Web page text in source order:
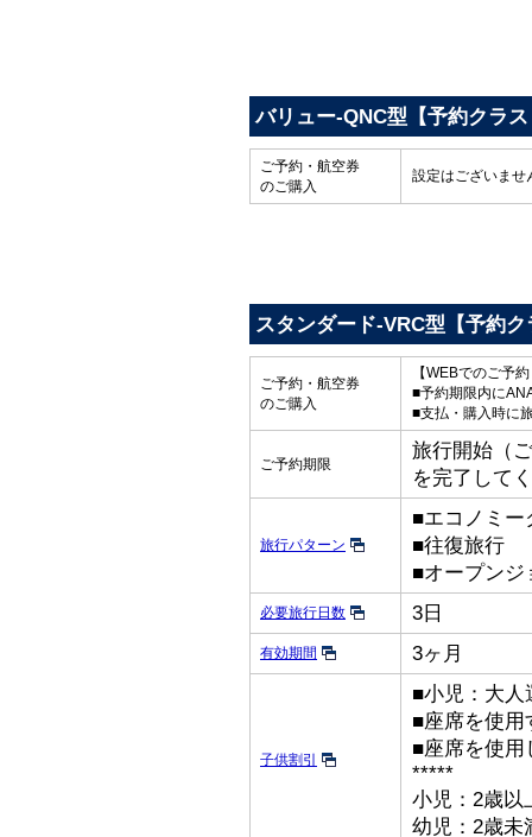
バリュー-QNC型【予約クラ
ご予約・航空券
のご購入
設定はございませ
スタンダード-VRC型【予約
ご予約・航空券
のご購入
【WEBでのご予
■予約期限内に
■支払・購入時に
ご予約期限
旅行開始（
を完了して
旅行パターン
■エコノミー
■往復旅行
■オープンジ
必要旅行日数 3日
有効期間 3ヶ月
子供割引
■小児：大人
■座席を使用
■座席を使用
*****
小児：2歳以
幼児：2歳未